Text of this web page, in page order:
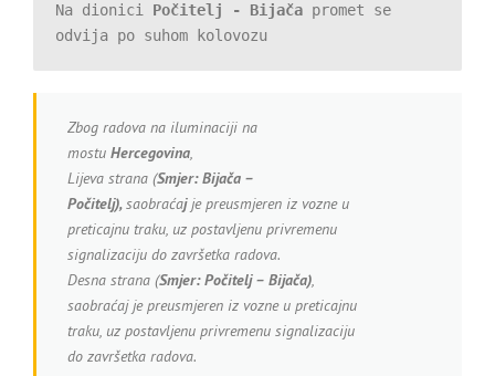
Na dionici Počitelj - Bijača promet se
odvija po suhom kolovozu
Zbog radova na iluminaciji na
mostu Hercegovina,
Lijeva strana (Smjer: Bijača –
Počitelj),saobraćajje preusmjeren iz vozne u
preticajnu traku, uz postavljenu privremenu
signalizaciju do završetka radova.
Desna strana (Smjer: Počitelj – Bijača),
saobraćaj je preusmjeren iz vozne u preticajnu
traku, uz postavljenu privremenu signalizaciju
do završetka radova.